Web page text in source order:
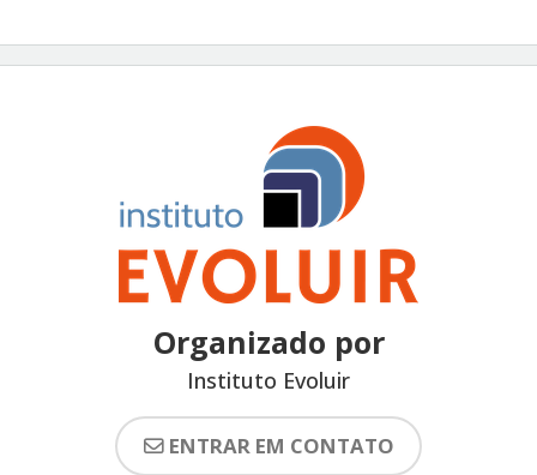
Organizado por
Instituto Evoluir
ENTRAR EM CONTATO